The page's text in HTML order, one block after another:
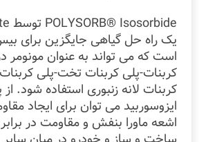
است که می تواند به عنوان مونومر
کربنات-پلی کربنات تخت-پلی
کربنات لانه زنبوری استفاده شود.
ایزوسوربید می توان برای ایجاد
اشعه ماورا بنفش و مقاومت در